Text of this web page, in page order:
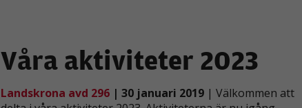
Våra aktiviteter 2023
Landskrona avd 296 | 30 januari 2019 | Välkommen att